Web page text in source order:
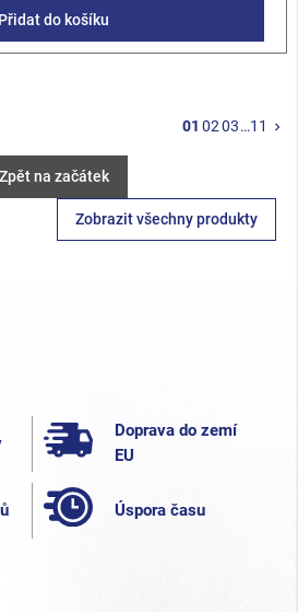
Přidat do košíku
01 0203…11 keyboard_arrow_right
Zpět na začátek
Zobrazit všechny produkty
Doprava do zemí
EU
Úspora času